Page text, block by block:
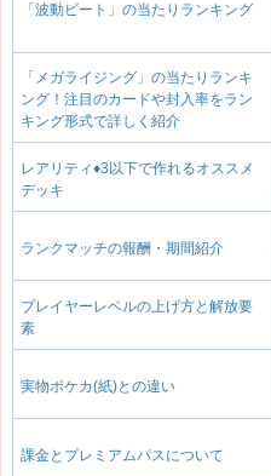
「波動ビート」の当たりランキング
「メガライジング」の当たりランキ
ング！注目のカードや封入率をラン
キング形式で詳しく紹介
レアリティ♦3以下で作れるオススメ
デッキ
ランクマッチの報酬・期間紹介
プレイヤーレベルの上げ方と解放要
素
実物ポケカ(紙)との違い
課金とプレミアムパスについて